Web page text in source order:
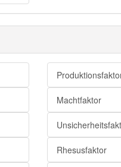
Richtung
Dimension
Aspekt
Regressor
Prädiktorvariable
Machtfaktor
Rhesusfaktor